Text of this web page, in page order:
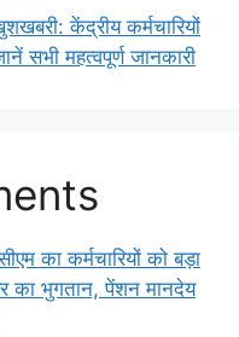
केंद्रीय कर्मचारियों
सभी महत्वपूर्ण जानकारी
का कर्मचारियों को बड़ा
का भुगतान, पेंशन मानदेय